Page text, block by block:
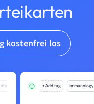
kostenfrei los
Mo + Add tag Immunology